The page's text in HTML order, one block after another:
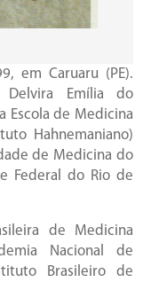
em Caruaru (PE).
Emília do
Escola de Medicina
Hahnemaniano)
de Medicina do
Federal do Rio de
de Medicina
Nacional de
Brasileiro de